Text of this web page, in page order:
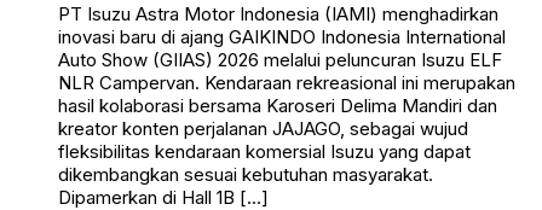
PT Isuzu Astra Motor Indonesia (IAMI) menghadirkan
inovasi baru di ajang GAIKINDO Indonesia International
Auto Show (GIIAS) 2026 melalui peluncuran Isuzu ELF
NLR Campervan. Kendaraan rekreasional ini merupakan
hasil kolaborasi bersama Karoseri Delima Mandiri dan
kreator konten perjalanan JAJAGO, sebagai wujud
fleksibilitas kendaraan komersial Isuzu yang dapat
dikembangkan sesuai kebutuhan masyarakat.
Dipamerkan di Hall 1B […]